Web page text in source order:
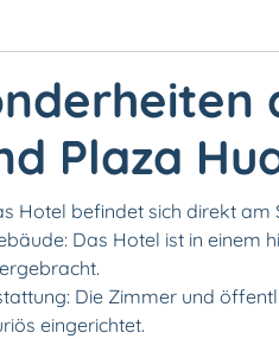
Plaza
Hotel befindet sich direkt am
Das Hotel ist in einem
Die Zimmer und
eingerichtet.